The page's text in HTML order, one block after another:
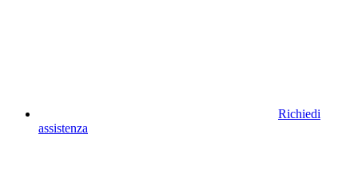
Richiedi
assistenza